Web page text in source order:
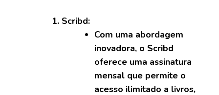
Scribd:
Com uma abordagem
inovadora, o Scribd
oferece uma assinatura
mensal que permite o
acesso ilimitado a livros,